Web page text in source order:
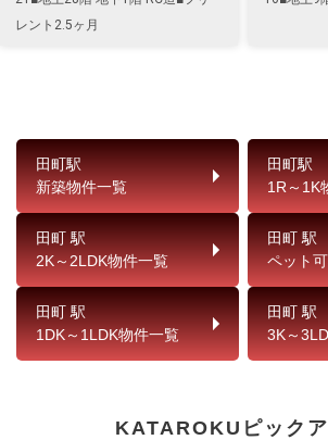
レント2.5ヶ月
田町駅
新築物件一覧
田町駅
1R～1K
田町 駅
2K～2LDK物件一覧
田町 駅
ペット
田町 駅
1DK～1LDK物件一覧
田町 駅
3K～
KATAROKUピック